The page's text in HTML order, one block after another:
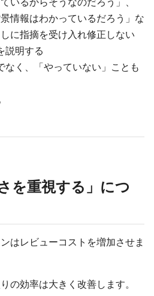
景情報はわかっているだろう」な
に指摘を受け入れ修正しない
説明する
なく、「やっていない」ことも
を重視する」につ
はレビューコストを増加させま
の効率は大きく改善します。